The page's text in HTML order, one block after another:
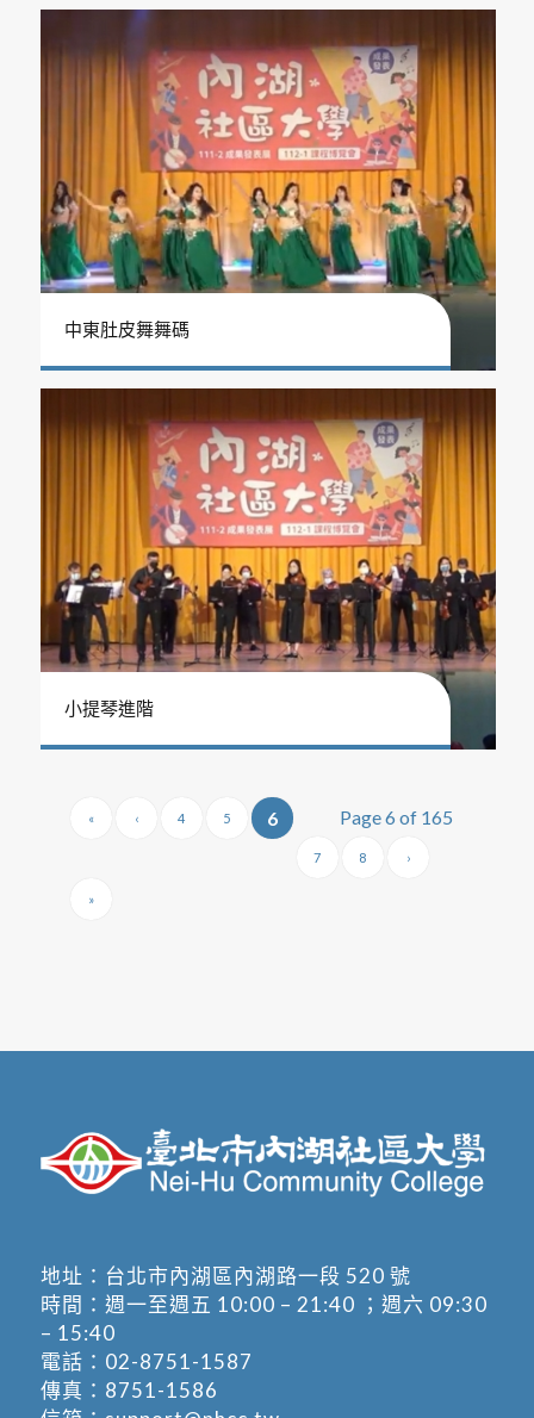
中東肚皮舞舞碼
小提琴進階
Page 6 of 165
« ‹ 4 5 6
7 8 ›
»
地址： 台北市內湖區內湖路一段 520 號
時間：週一至週五 10:00 – 21:40 ；週六 09:30
– 15:40
電話： 02-8751-1587
傳真：8751-1586